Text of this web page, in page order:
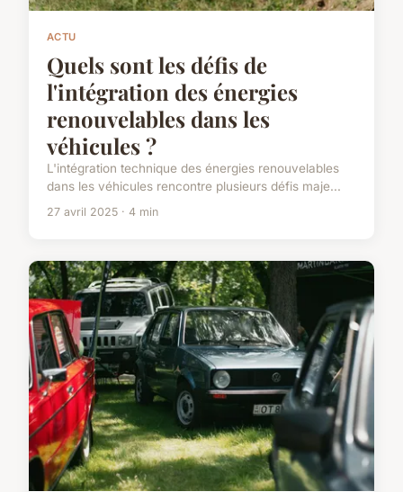
ACTU
Quels sont les défis de
l'intégration des énergies
renouvelables dans les
véhicules ?
L'intégration technique des énergies renouvelables
dans les véhicules rencontre plusieurs défis maje...
27 avril 2025 · 4 min